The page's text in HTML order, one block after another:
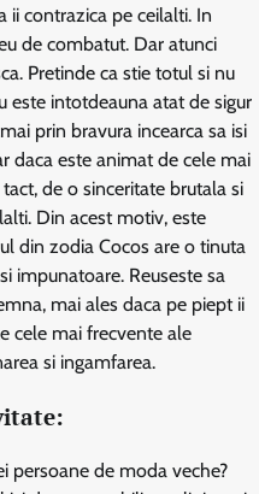
ii contrazica pe ceilalti. In
de combatut. Dar atunci
Pretinde ca stie totul si nu
este intotdeauna atat de sigur
prin bravura incearca sa isi
daca este animat de cele mai
de o sinceritate brutala si
Din acest motiv, este
din zodia Cocos are o tinuta
impunatoare. Reuseste sa
mai ales daca pe piept ii
cele mai frecvente ale
si ingamfarea.
persoane de moda veche?